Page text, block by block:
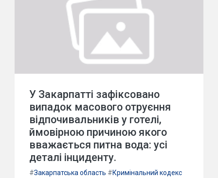
У Закарпатті зафіксовано
випадок масового отруєння
відпочивальників у готелі,
ймовірною причиною якого
вважається питна вода: усі
деталі інциденту.
#Закарпатська область #Кримінальний кодекс